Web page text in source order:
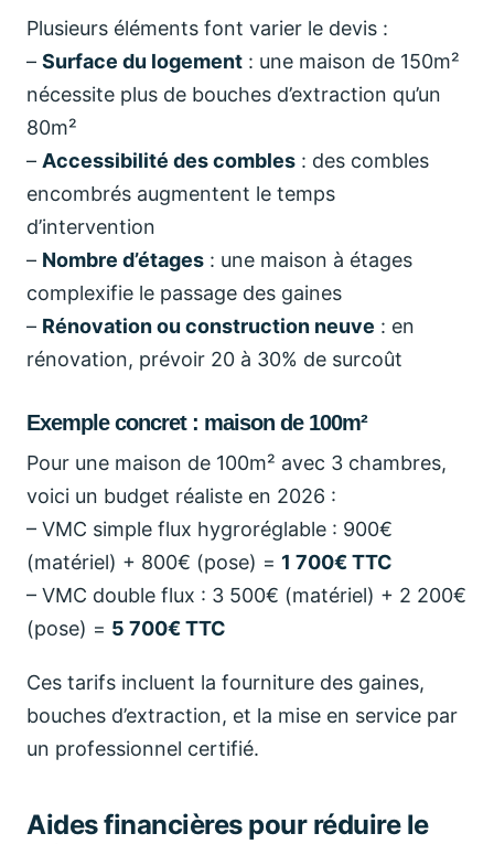
Plusieurs éléments font varier le devis :
– Surface du logement : une maison de 150m²
nécessite plus de bouches d’extraction qu’un
80m²
– Accessibilité des combles : des combles
encombrés augmentent le temps
d’intervention
– Nombre d’étages : une maison à étages
complexifie le passage des gaines
– Rénovation ou construction neuve : en
rénovation, prévoir 20 à 30% de surcoût
Exemple concret : maison de 100m²
Pour une maison de 100m² avec 3 chambres,
voici un budget réaliste en 2026 :
– VMC simple flux hygroréglable : 900€
(matériel) + 800€ (pose) = 1 700€ TTC
– VMC double flux : 3 500€ (matériel) + 2 200€
(pose) = 5 700€ TTC
Ces tarifs incluent la fourniture des gaines,
bouches d’extraction, et la mise en service par
un professionnel certifié.
Aides financières pour réduire le